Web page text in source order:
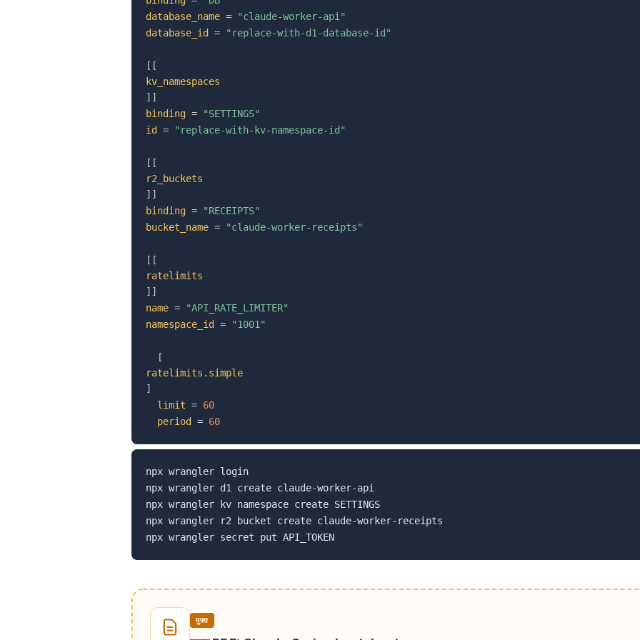
database_name =
"claude-worker-api"
database_id
= "replace-with-d1-database-id"
[ [
kv_namespaces
] ]
binding =
"SETTINGS"
id
= "replace-with-kv-namespace-id"
[ [
r2_buckets
] ]
binding =
"RECEIPTS"
bucket_name = "claude-worker-receipts"
[ [
ratelimits
] ]
name =
"API_RATE_LIMITER"
namespace_id
= "1001"
[
ratelimits.simple
]
limit = 60
period
= 60
npx wrangler login
npx wrangler d1 create claude-worker-api
npx wrangler kv namespace create SETTINGS
npx wrangler r2 bucket create claude-worker-receipts
मुफ़्त